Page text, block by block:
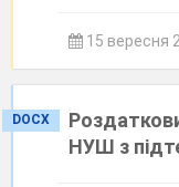
15 вересня
DOCX
НУШ з